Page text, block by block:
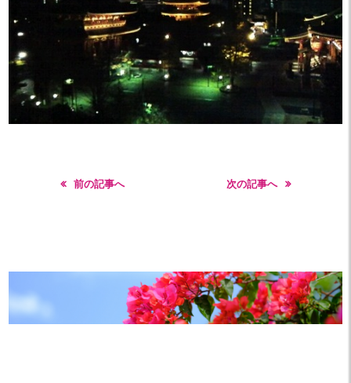
前の記事へ 次の記事へ